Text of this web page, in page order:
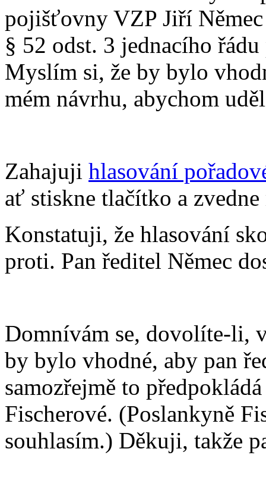
pojišťovny VZP Jiří
§ 52 odst. 3 jednacího
Myslím si, že by bylo
mém návrhu, abychom
Zahajuji hlasování
ať stiskne tlačítko a
Konstatuji, že hlasování
proti. Pan ředitel Němec
Domnívám se, dovolíte-li,
by bylo vhodné, aby pan
samozřejmě to
Fischerové. (Poslankyně
souhlasím.) Děkuji, takže